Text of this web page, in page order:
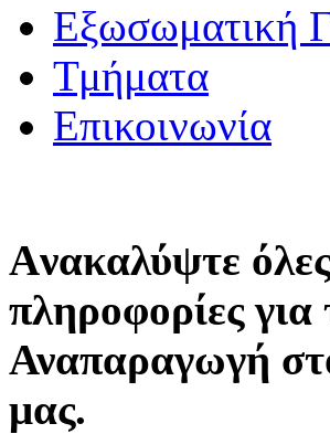
Εξωσωματική
Τμήματα
Επικοινωνία
Aνακαλύψτε
πληροφορίες
Αναπαραγωγή
μας.